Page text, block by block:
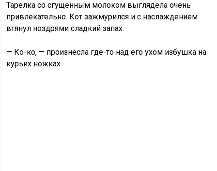
Тарелка со сгущённым молоком выглядела очень
привлекательно. Кот зажмурился и с наслаждением
втянул ноздрями сладкий запах.
— Ко-ко, — произнесла где-то над его ухом избушка на
курьих ножках.